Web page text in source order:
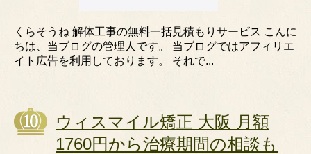
くらそうね 解体工事の無料一括見積もりサービス こんに
ちは、当ブログの管理人です。 当ブログではアフィリエ
イト広告を利用しております。 それで...
ウィスマイル矯正 大阪 月額
1760円から治療期間の相談も